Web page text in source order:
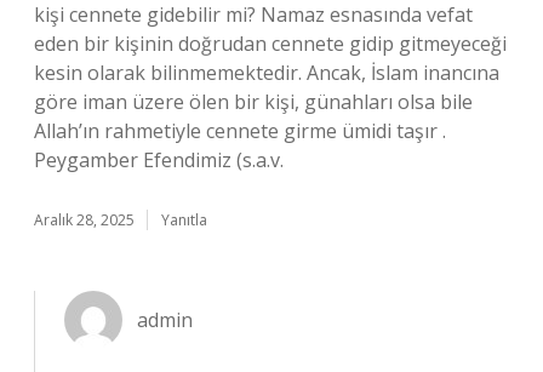
kişi cennete gidebilir mi? Namaz esnasında vefat
eden bir kişinin doğrudan cennete gidip gitmeyeceği
kesin olarak bilinmemektedir. Ancak, İslam inancına
göre iman üzere ölen bir kişi, günahları olsa bile
Allah’ın rahmetiyle cennete girme ümidi taşır .
Peygamber Efendimiz (s.a.v.
Aralık 28, 2025 Yanıtla
admin